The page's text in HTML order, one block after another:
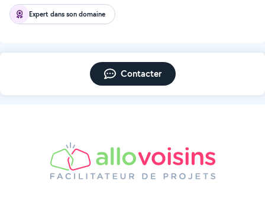
Expert dans son domaine
Contacter